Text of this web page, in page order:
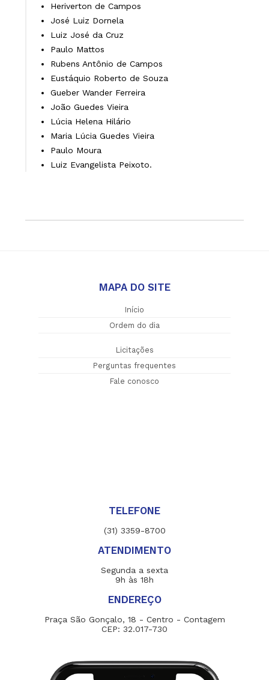
Heriverton de Campos
José Luiz Dornela
Luiz José da Cruz
Paulo Mattos
Rubens Antônio de Campos
Eustáquio Roberto de Souza
Gueber Wander Ferreira
João Guedes Vieira
Lúcia Helena Hilário
Maria Lúcia Guedes Vieira
Paulo Moura
Luiz Evangelista Peixoto.
MAPA DO SITE
Início
Ordem do dia
Licitações
Perguntas frequentes
Fale conosco
TELEFONE
(31) 3359-8700
ATENDIMENTO
Segunda a sexta
9h às 18h
ENDEREÇO
Praça São Gonçalo, 18 - Centro - Contagem
CEP: 32.017-730